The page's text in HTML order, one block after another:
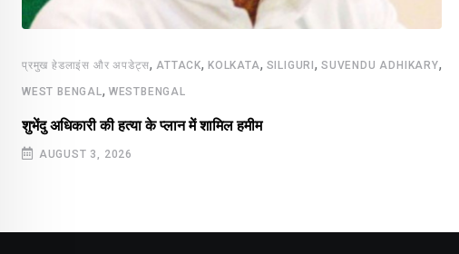
प्रमुख हेडलाइंस और अपडेट्स, ATTACK,KOLKATA, SILIGURI,SUVENDU ADHIKARY,
WEST BENGAL , WESTBENGAL
शुभेंदु अधिकारी की हत्या के प्लान में शामिल हमीम
AUGUST 3, 2026